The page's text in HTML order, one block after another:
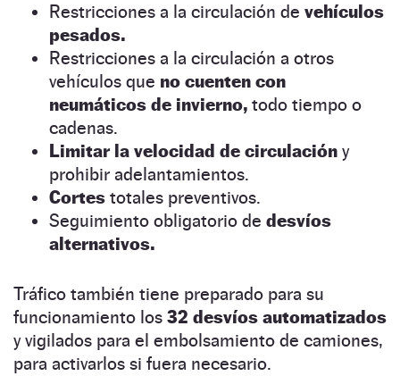
Restricciones a la circulación de vehículos
pesados.
Restricciones a la circulación a otros
vehículos que no cuenten con
neumáticos de invierno, todo tiempo o
cadenas.
Limitar la velocidad de circulación y
prohibir adelantamientos.
Cortes totales preventivos.
Seguimiento obligatorio de desvíos
alternativos.
Tráfico también tiene preparado para su
funcionamiento los 32 desvíos automatizados
y vigilados para el embolsamiento de camiones,
para activarlos si fuera necesario.